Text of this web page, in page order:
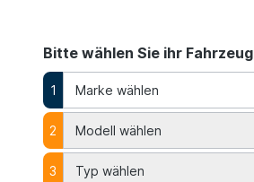
Bitte wählen Sie ihr Fahrzeug
1
2
3